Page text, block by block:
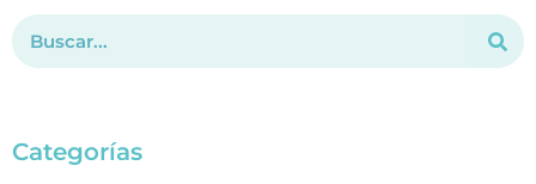
Categorías